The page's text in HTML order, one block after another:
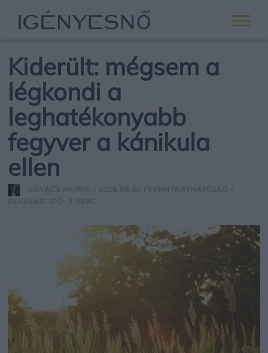
Kiderült: mégsem a
légkondi a
leghatékonyabb
fegyver a kánikula
ellen